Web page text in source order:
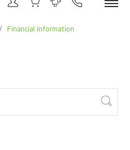
Financial information